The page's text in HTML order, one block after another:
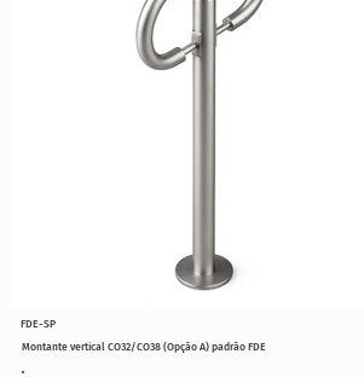
Montante vertical CO32/CO38 (Opção A) padrão FDE
FDE-SP